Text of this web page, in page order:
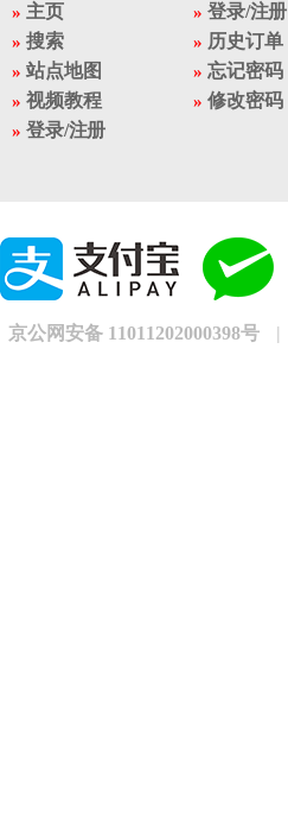
主页
搜索
站点地图
视频教程
登录/注册
登录/注册
历史订单
忘记密码
修改密码
京公网安备 11011202000398号 |